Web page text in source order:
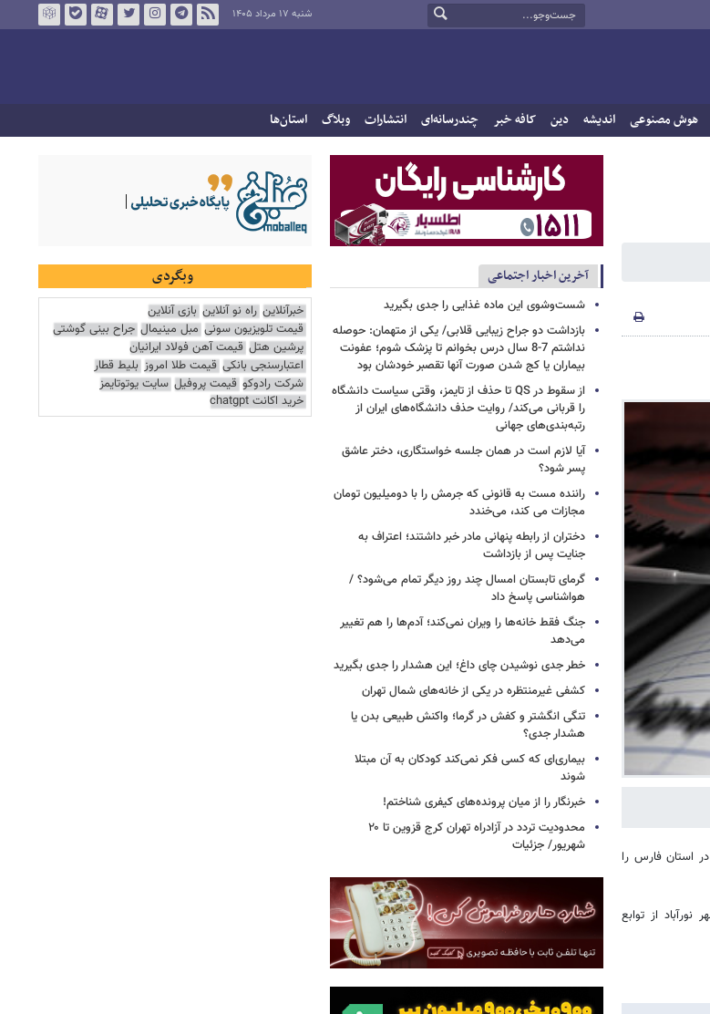
شنبه ۱۷ مرداد ۱۴۰۵
هوش مصنوعی اندیشه دین کافه خبر چندرسانه‌ای انتشارات وبلاگ استان‌ها
ممسنی در استان فارس را
۲۱ خردادماه حوالی شهر نورآباد از توابع
آخرین اخبار اجتماعی
شست‌وشوی این ماده غذایی را جدی بگیرید
بازداشت دو جراح زیبایی قلابی/ یکی از متهمان: حوصله
نداشتم 7-8 سال درس بخوانم تا پزشک شوم؛ عفونت
بیماران یا کج شدن صورت آنها تقصبر خودشان بود
از سقوط در QS تا حذف از تایمز، وقتی سیاست دانشگاه
را قربانی می‌کند/ روایت حذف دانشگاه‌های ایران از
رتبه‌بندی‌های جهانی
آیا لازم است در همان جلسه خواستگاری، دختر عاشق
پسر شود؟
راننده مست به قانونی که جرمش را با دومیلیون تومان
مجازات می کند، می‌خندد
دختران از رابطه پنهانی مادر خبر داشتند؛ اعتراف به
جنایت پس از بازداشت
گرمای تابستان امسال چند روز دیگر تمام می‌شود؟ /
هواشناسی پاسخ داد
جنگ فقط خانه‌ها را ویران نمی‌کند؛ آدم‌ها را هم تغییر
می‌دهد
خطر جدی نوشیدن چای داغ؛ این هشدار را جدی بگیرید
کشفی غیرمنتظره در یکی از خانه‌های شمال تهران
تنگی انگشتر و کفش در گرما؛ واکنش طبیعی بدن یا
هشدار جدی؟
بیماری‌ای که کسی فکر نمی‌کند کودکان به آن مبتلا
شوند
خبرنگار را از میان پرونده‌های کیفری شناختم!
محدودیت تردد در آزادراه تهران کرج قزوین تا ۲۰
شهریور/ جزئیات
وبگردی
خبرآنلاین راه نو آنلاین بازی آنلاین
قیمت تلویزیون سونی مبل مینیمال جراح بینی گوشتی
پرشین هتل قیمت آهن فولاد ایرانیان
اعتبارسنجی بانکی قیمت طلا امروز بلیط قطار
شرکت رادوکو قیمت پروفیل سایت یوتوتایمز
خرید اکانت chatgpt